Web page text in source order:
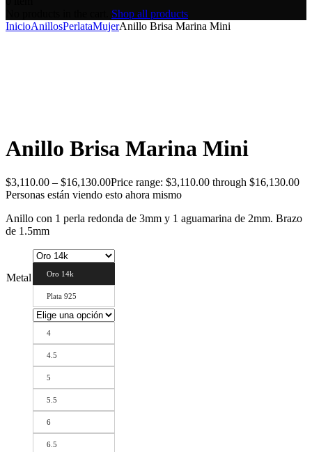
Shop all products
InicioAnillosPerlataMujerAnillo Brisa Marina Mini
Anillo Brisa Marina Mini
$3,110.00 – $16,130.00Price range: $3,110.00 through $16,130.00
Personas están viendo esto ahora mismo
Anillo con 1 perla redonda de 3mm y 1 aguamarina de 2mm. Brazo
de 1.5mm
Metal Oro 14k
Plata 925
4
4.5
5
5.5
6
6.5